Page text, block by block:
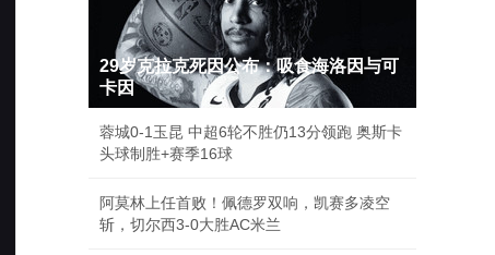
29岁克拉克死因公布：吸食海洛因与可
卡因
蓉城0-1玉昆 中超6轮不胜仍13分领跑 奥斯卡
头球制胜+赛季16球
阿莫林上任首败！佩德罗双响，凯赛多凌空
斩，切尔西3-0大胜AC米兰